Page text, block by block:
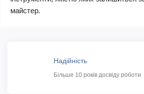
майстер.
Надійність
Більше 10 років досвіду роботи